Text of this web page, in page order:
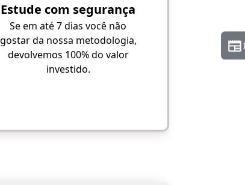
Estude com segurança
Se em até 7 dias você não
gostar da nossa metodologia,
devolvemos 100% do valor
investido.